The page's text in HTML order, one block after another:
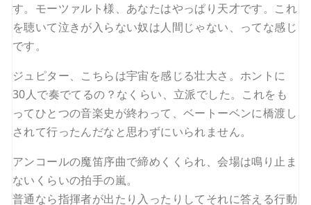
す。モーツァルト様、あなたはやっぱり天才です。これ
を聴いて泣きが入らない奴は人間じゃない、ってな感じ
です。
ジュピター、こちらは宇宙を感じる壮大さ。ホントに
30人で奏でてるの？なくらい、立派でした。これをも
ってひとつの音楽史が終わって、ベートーベンに橋渡し
されて行ったんだなと思わずにいられません。
アンコールの魔笛序曲で締めくくられ、会場は鳴り止ま
ないくらいの拍手の嵐。
普通なら指揮者が出たり入ったりしてそれに答える行動